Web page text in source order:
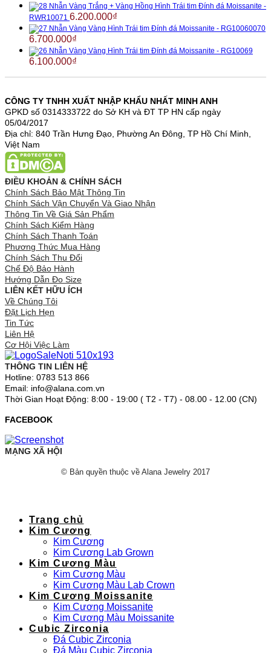
Nhẫn Vàng Trắng + Vàng Hồng Hình Trái tim Đính đá Moissanite -
RWR10071 6.200.000₫
Nhẫn Vàng Vàng Hình Trái tim Đính đá Moissanite - RG10060070
6.700.000₫
Nhẫn Vàng Vàng Hình Trái tim Đính đá Moissanite - RG10069
6.100.000₫
CÔNG TY TNHH XUẤT NHẬP KHẨU NHẤT MINH ANH
GPKD số 0314333722 do Sở KH và ĐT TP HN cấp ngày
05/04/2017
Địa chỉ: 840 Trần Hưng Đạo, Phường An Đông, TP Hồ Chí Minh,
Việt Nam
ĐIỀU KHOẢN & CHÍNH SÁCH
Chính Sách Bảo Mật Thông Tin
Chính Sách Vận Chuyển Và Giao Nhận
Thông Tin Về Giá Sản Phẩm
Chính Sách Kiểm Hàng
Chính Sách Thanh Toán
Phương Thức Mua Hàng
Chính Sách Thu Đổi
Chế Độ Bảo Hành
Hướng Dẫn Đo Size
LIÊN KẾT HỮU ÍCH
Về Chúng Tôi
Đặt Lịch Hẹn
Tin Tức
Liên Hệ
Cơ Hội Việc Làm
THÔNG TIN LIÊN HỆ
Hotline: 0783 513 866
Email: info@alana.com.vn
Thời Gian Hoạt Động: 8:00 - 19:00 ( T2 - T7) - 08.00 - 12.00 (CN)
FACEBOOK
MẠNG XÃ HỘI
© Bản quyền thuộc về Alana Jewelry 2017
Trang chủ
Kim Cương
Kim Cương
Kim Cương Lab Grown
Kim Cương Màu
Kim Cương Màu
Kim Cương Màu Lab Crown
Kim Cương Moissanite
Kim Cương Moissanite
Kim Cương Màu Moissanite
Cubic Zirconia
Đá Cubic Zirconia
Đá Màu Cubic Zirconia